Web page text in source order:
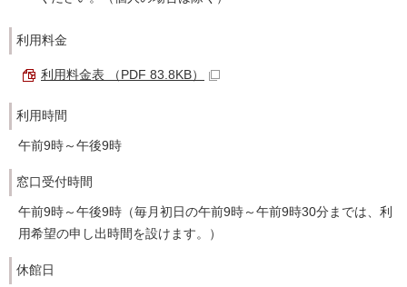
利用料金
利用料金表 （PDF 83.8KB）
利用時間
午前9時～午後9時
窓口受付時間
午前9時～午後9時（毎月初日の午前9時～午前9時30分までは、利
用希望の申し出時間を設けます。）
休館日